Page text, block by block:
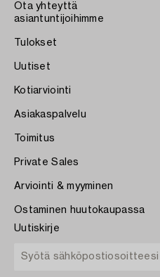
Ota yhteyttä
asiantuntijoihimme
Tulokset
Uutiset
Kotiarviointi
Asiakaspalvelu
Toimitus
Private Sales
Arviointi & myyminen
Ostaminen huutokaupassa
Uutiskirje